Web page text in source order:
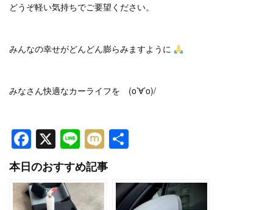
どうぞ軽い気持ちでご要望ください。
みんなの幸せがどんどん膨らみますように
みなさん快適なカーライフを (o’∀’o)/
Facebook
X LineMixi
本日のおすすめ記事